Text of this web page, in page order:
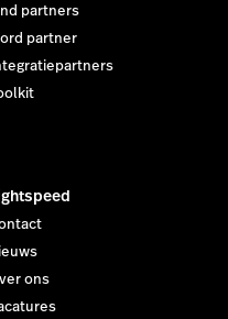
partners
partner
ons